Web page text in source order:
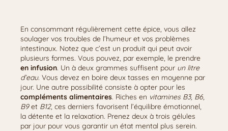
En consommant régulièrement cette épice, vous allez
soulager vos troubles de l’humeur et vos problèmes
intestinaux. Notez que c’est un produit qui peut avoir
plusieurs formes. Vous pouvez, par exemple, le prendre
en infusion. Un à deux grammes suffisent pour un litre
d’eau. Vous devez en boire deux tasses en moyenne par
jour. Une autre possibilité consiste à opter pour les
compléments alimentaires. Riches en vitamines B3, B6,
B9et B12, ces derniers favorisent l’équilibre émotionnel,
la détente et la relaxation. Prenez deux à trois gélules
par jour pour vous garantir un état mental plus serein.